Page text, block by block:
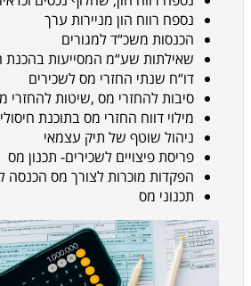
נספח רווח הון מניירות ערך
הכנסות משכ“ד למגורים
שאילתות שע“מ המסייעות בהכנת
דו“ח שנתי החזרי מס לשכירים
סיבות להחזרי מס ,שיטות להחזרי
מילוי דווח החזרי מס בתוכנת
ניהול שוטף של תיק עצמאי
פריסת פיצויים לשכירים- תכנון מס
הפקדות מוכרות לצורך מס הכנסה
תכנוני מס